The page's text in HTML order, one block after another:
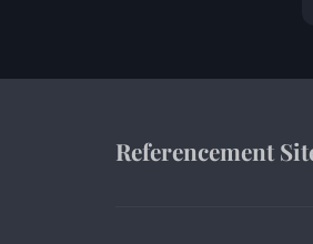
Referencement